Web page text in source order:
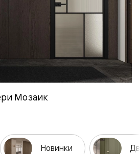
Мозаик
Новинки